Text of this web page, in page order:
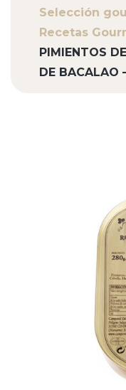
Selección
Recetas
PIMIENTOS
DE BACALAO